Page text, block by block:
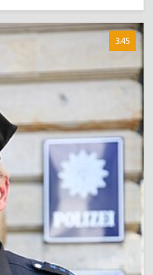
3:45